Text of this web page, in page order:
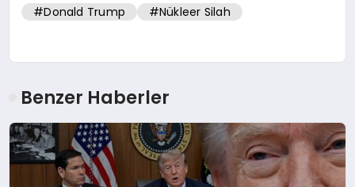
#Donald Trump #Nükleer Silah
Benzer Haberler